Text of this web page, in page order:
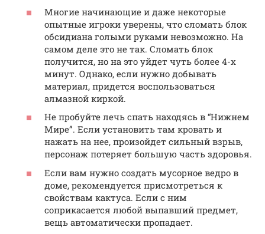
Многие начинающие и даже некоторые
опытные игроки уверены, что сломать блок
обсидиана голыми руками невозможно. На
самом деле это не так. Сломать блок
получится, но на это уйдет чуть более 4-х
минут. Однако, если нужно добывать
материал, придется воспользоваться
алмазной киркой.
Не пробуйте лечь спать находясь в “Нижнем
Мире”. Если установить там кровать и
нажать на нее, произойдет сильный взрыв,
персонаж потеряет большую часть здоровья.
Если вам нужно создать мусорное ведро в
доме, рекомендуется присмотреться к
свойствам кактуса. Если с ним
соприкасается любой выпавший предмет,
вещь автоматически пропадает.